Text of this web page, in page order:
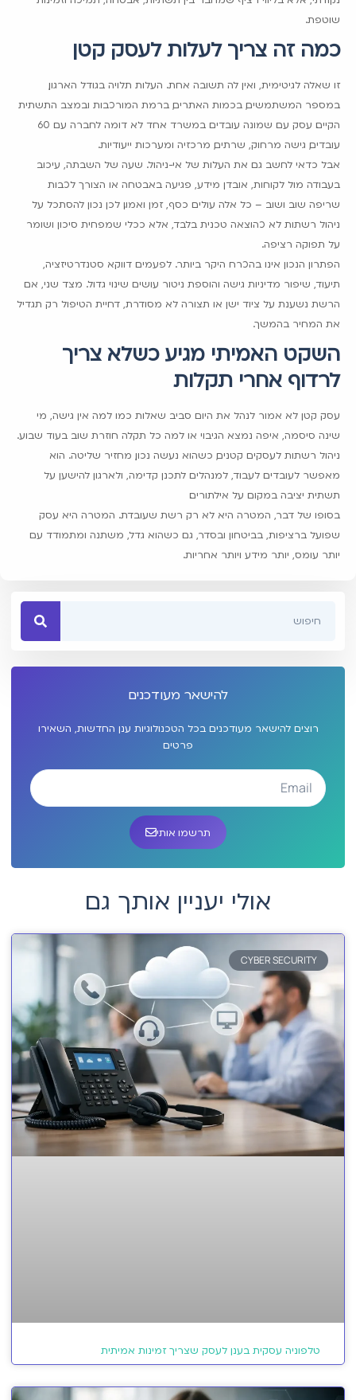
שוטפת.
כמה זה צריך לעלות לעסק קטן
זו שאלה לגיטימית, ואין לה תשובה אחת. העלות תלויה בגודל הארגון,
במספר המשתמשים, בכמות האתרים, ברמת המורכבות ובמצב התשתית
הקיים. עסק עם שמונה עובדים במשרד אחד לא דומה לחברה עם 60
עובדים, גישה מרחוק, שרתים, מרכזיה ומערכות ייעודיות.
אבל כדאי לחשב גם את העלות של אי-ניהול. שעה של השבתה, עיכוב
בעבודה מול לקוחות, אובדן מידע, פגיעה באבטחה או הצורך לכבות
שריפה שוב ושוב – כל אלה עולים כסף, זמן ואמון. לכן נכון להסתכל על
ניהול רשתות לא כהוצאה טכנית בלבד, אלא ככלי שמפחית סיכון ושומר
על תפוקה רציפה.
הפתרון הנכון אינו בהכרח היקר ביותר. לפעמים דווקא סטנדרטיזציה,
תיעוד, שיפור מדיניות גישה והוספת ניטור עושים שינוי גדול. מצד שני, אם
הרשת נשענת על ציוד ישן או תצורה לא מסודרת, דחיית הטיפול רק תגדיל
את המחיר בהמשך.
השקט האמיתי מגיע כשלא צריך
לרדוף אחרי תקלות
עסק קטן לא אמור לנהל את היום סביב שאלות כמו למה אין גישה, מי
שינה סיסמה, איפה נמצא הגיבוי או למה כל תקלה חוזרת שוב בעוד שבוע.
ניהול רשתות לעסקים קטנים, כשהוא נעשה נכון, מחזיר שליטה. הוא
מאפשר לעובדים לעבוד, למנהלים לתכנן קדימה, ולארגון להישען על
תשתית יציבה במקום על אילתורים.
בסופו של דבר, המטרה היא לא רק רשת שעובדת. המטרה היא עסק
שפועל ברציפות, בביטחון ובסדר, גם כשהוא גדל, משתנה ומתמודד עם
יותר עומס, יותר מידע ויותר אחריות.
להישאר מעודכנים
רוצים להישאר מעודכנים בכל הטכנולוגיות ענן החדשות, השאירו
פרטים
תרשמו אותי
אולי יעניין אותך גם
CYBER SECURITY
טלפוניה עסקית בענן לעסק שצריך זמינות אמיתית